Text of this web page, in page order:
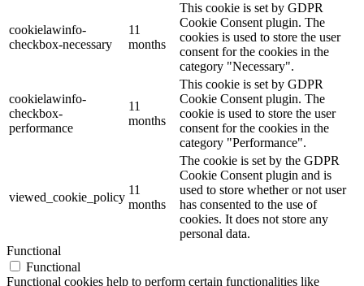
cookielawinfo-
checkbox-necessary
11
months
This cookie is set by GDPR
Cookie Consent plugin. The
cookies is used to store the user
consent for the cookies in the
category "Necessary".
cookielawinfo-
checkbox-
performance
11
months
This cookie is set by GDPR
Cookie Consent plugin. The
cookie is used to store the user
consent for the cookies in the
category "Performance".
viewed_cookie_policy
11
months
The cookie is set by the GDPR
Cookie Consent plugin and is
used to store whether or not user
has consented to the use of
cookies. It does not store any
personal data.
Functional
Functional
Functional cookies help to perform certain functionalities like